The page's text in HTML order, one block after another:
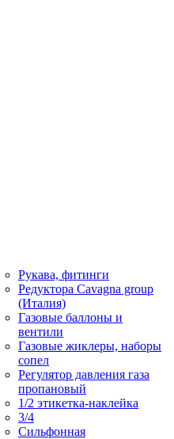
Рукава, фитинги
Редуктора Cavagna group
(Италия)
Газовые баллоны и
вентили
Газовые жиклеры, наборы
сопел
Регулятор давления газа
пропановый
1/2 этикетка-наклейка
3/4
Сильфонная